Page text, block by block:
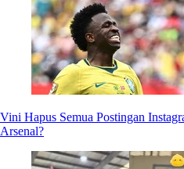
Vini Hapus Semua Postingan
Arsenal?